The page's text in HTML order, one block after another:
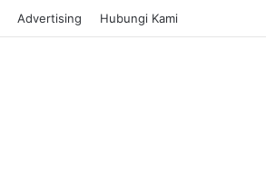
Advertising Hubungi Kami